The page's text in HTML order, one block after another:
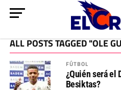
ALL POSTS TAGGED "OLE
FÚTBOL
¿Quién será el
Besiktas?